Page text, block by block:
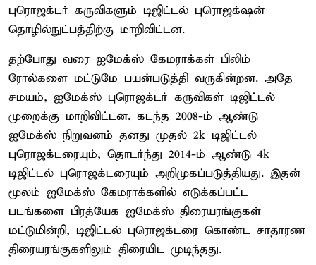
புரொஜக்டர் கருவிகளும் டிஜிட்டல் புரொஜக்‌ஷன்
தொழில்நுட்பத்திற்கு மாறிவிட்டன.
தற்போது வரை ஐமேக்ஸ் கேமராக்கள் பிலிம்
ரோல்களை மட்டுமே பயன்படுத்தி வருகின்றன. அதே
சமயம், ஐமேக்ஸ் புரொஜக்‌டர் கருவிகள் டிஜிட்டல்
முறைக்கு மாறிவிட்டன. கடந்த 2008-ம் ஆண்டு
ஐமேக்ஸ் நிறுவனம் தனது முதல் 2k டிஜிட்டல்
புரொஜக்டரையும், தொடர்ந்து 2014-ம் ஆண்டு 4k
டிஜிட்டல் புரொஜக்டரையும் அறிமுகப்படுத்தியது. இதன்
மூலம் ஐமேக்ஸ் கேமராக்களில் எடுக்கப்பட்ட
படங்களை பிரத்யேக ஐமேக்ஸ் திரையரங்குகள்
மட்டுமின்றி, டிஜிட்டல் புரொஜக்டரை கொண்ட சாதாரண
திரையரங்குகளிலும் திரையிட முடிந்தது.